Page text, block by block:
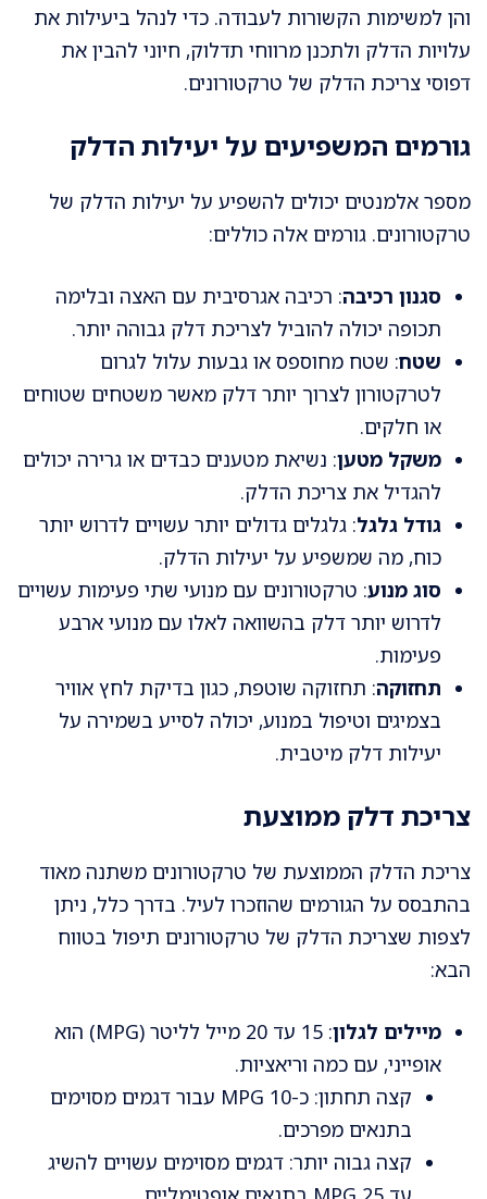
והן למשימות הקשורות לעבודה. כדי לנהל ביעילות את
עלויות הדלק ולתכנן מרווחי תדלוק, חיוני להבין את
דפוסי צריכת הדלק של טרקטורונים.
גורמים המשפיעים על יעילות הדלק
מספר אלמנטים יכולים להשפיע על יעילות הדלק של
טרקטורונים. גורמים אלה כוללים:
סגנון רכיבה: רכיבה אגרסיבית עם האצה ובלימה
תכופה יכולה להוביל לצריכת דלק גבוהה יותר.
שטח: שטח מחוספס או גבעות עלול לגרום
לטרקטורון לצרוך יותר דלק מאשר משטחים שטוחים
או חלקים.
משקל מטען: נשיאת מטענים כבדים או גרירה יכולים
להגדיל את צריכת הדלק.
גודל גלגל: גלגלים גדולים יותר עשויים לדרוש יותר
כוח, מה שמשפיע על יעילות הדלק.
סוג מנוע: טרקטורונים עם מנועי שתי פעימות עשויים
לדרוש יותר דלק בהשוואה לאלו עם מנועי ארבע
פעימות.
תחזוקה: תחזוקה שוטפת, כגון בדיקת לחץ אוויר
בצמיגים וטיפול במנוע, יכולה לסייע בשמירה על
יעילות דלק מיטבית.
צריכת דלק ממוצעת
צריכת הדלק הממוצעת של טרקטורונים משתנה מאוד
בהתבסס על הגורמים שהוזכרו לעיל. בדרך כלל, ניתן
לצפות שצריכת הדלק של טרקטורונים תיפול בטווח
הבא:
מיילים לגלון
: 15 עד 20 מייל לליטר (MPG) הוא
אופייני, עם כמה וריאציות.
קצה תחתון: כ-10 MPG עבור דגמים מסוימים
בתנאים מפרכים.
קצה גבוה יותר: דגמים מסוימים עשויים להשיג